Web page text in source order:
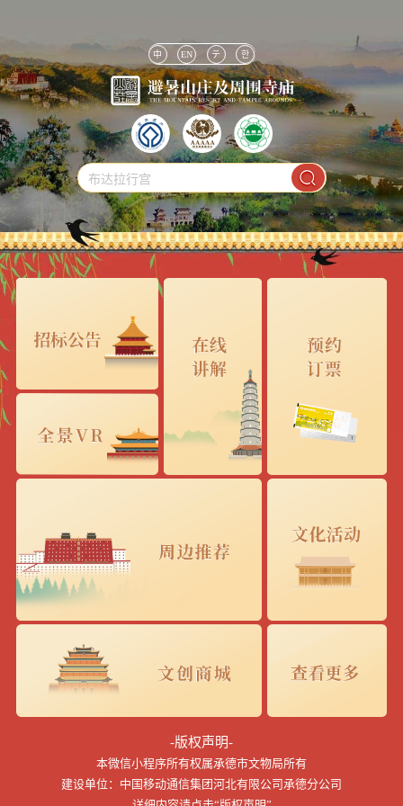
中 EN テ 한
布达拉行宫
-版权声明-
本微信小程序所有权属承德市文物局所有
建设单位：中国移动通信集团河北有限公司承德分公司